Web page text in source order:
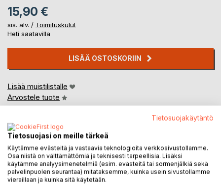
15,90 €
sis. alv. / Toimituskulut
Heti saatavilla
LISÄÄ OSTOSKORIIN
Lisää muistilistalle
Arvostele tuote
KUVAUS
Tietosuojakäytäntö
Tietosuojasi on meille tärkeä
Käytämme evästeitä ja vastaavia teknologioita verkkosivustollamme.
Osa niistä on välttämättömiä ja teknisesti tarpeellisia. Lisäksi
käytämme analyysimenetelmiä (esim. evästeitä tai sormenjälkiä sekä
palvelinpuolen seurantaa) mitataksemme, kuinka usein sivustollamme
vieraillaan ja kuinka sitä käytetään.